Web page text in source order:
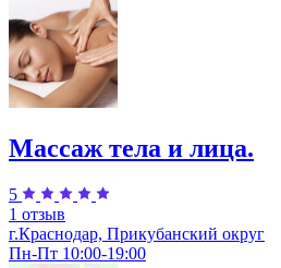
Массаж тела и лица.
5
1 отзыв
г.Краснодар, Прикубанский округ
Пн-Пт 10:00-19:00